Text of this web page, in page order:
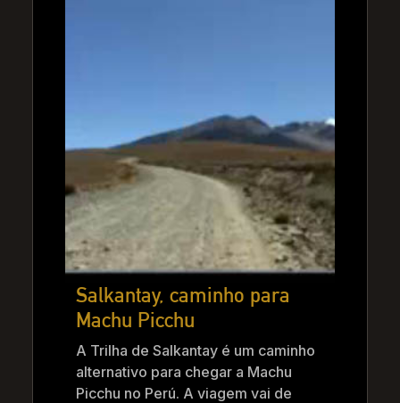
Salkantay, caminho para
Machu Picchu
A Trilha de Salkantay é um caminho
alternativo para chegar a Machu
Picchu no Perú. A viagem vai de